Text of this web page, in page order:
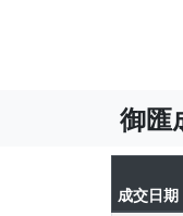
御匯
成交日期